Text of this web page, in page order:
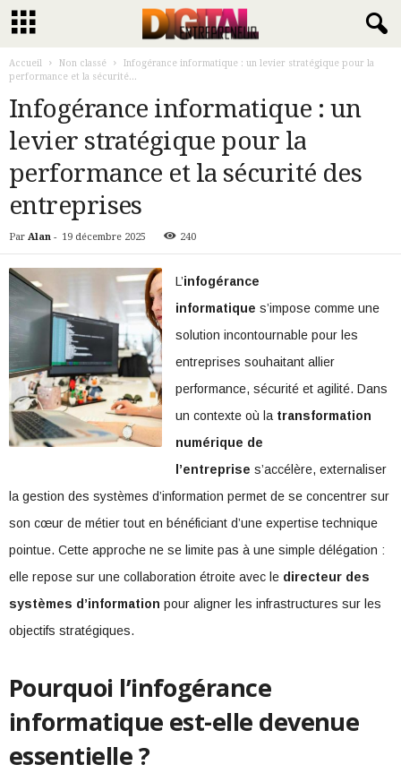
Accueil Non classé
Infogérance informatique : un levier stratégique pour la
performance et la sécurité...
Infogérance informatique : un
levier stratégique pour la
performance et la sécurité des
entreprises
Par Alan - 19 décembre 2025 240
L’infogérance
informatique s’impose comme une
solution incontournable pour les
entreprises souhaitant allier
performance, sécurité et agilité. Dans
un contexte où la transformation
numérique de
l’entreprise s’accélère, externaliser
la gestion des systèmes d’information permet de se concentrer sur
son cœur de métier tout en bénéficiant d’une expertise technique
pointue. Cette approche ne se limite pas à une simple délégation :
elle repose sur une collaboration étroite avec le directeur des
systèmes d’information pour aligner les infrastructures sur les
objectifs stratégiques.
Pourquoi l’infogérance
informatique est-elle devenue
essentielle ?